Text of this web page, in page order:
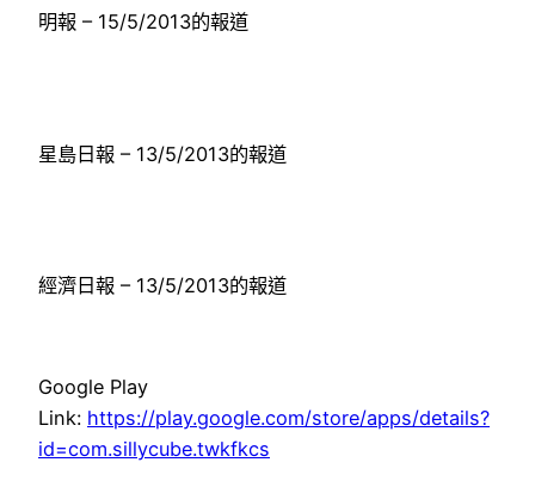
明報 – 15/5/2013的報道
星島日報 – 13/5/2013的報道
經濟日報 – 13/5/2013的報道
Google Play
Link: https://play.google.com/store/apps/details?
id=com.sillycube.twkfkcs